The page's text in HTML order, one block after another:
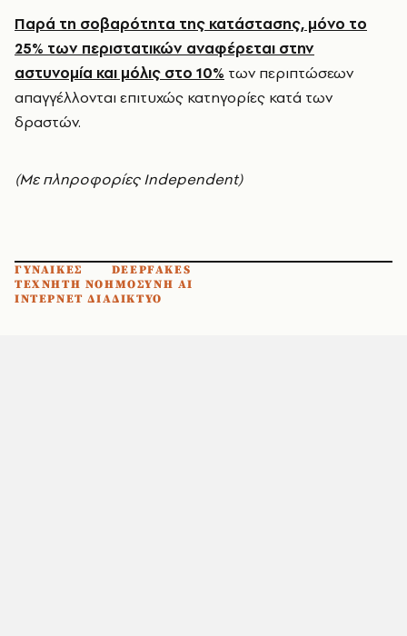
Παρά τη σοβαρότητα της κατάστασης, μόνο το
25% των περιστατικών αναφέρεται στην
αστυνομία και μόλις στο 10% των περιπτώσεων
απαγγέλλονται επιτυχώς κατηγορίες κατά των
δραστών.
(Με πληροφορίες Independent)
ΓΥΝΑΙΚΕΣ
DEEPFAKES
ΤΕΧΝΗΤΗ ΝΟΗΜΟΣΥΝΗ AI
ΙΝΤΕΡΝΕΤ ΔΙΑΔΙΚΤΥΟ